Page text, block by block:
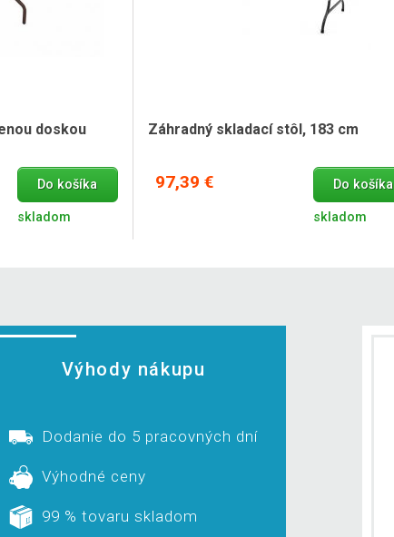
doskou
Do košíka
skladom
Záhradný skladací stôl, 183 cm
97,39 € Do košíka
skladom
Výhody nákupu
Dodanie do 5 pracovných dní
Výhodné ceny
99 % tovaru skladom